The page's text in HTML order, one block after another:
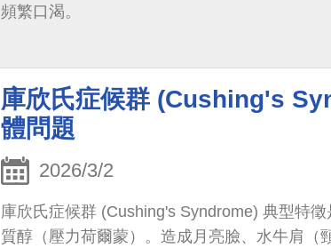
頻繁口渴。
庫欣氏症候群 (Cushing's
體問題
2026/3/2
庫欣氏症候群 (Cushing's Syndrome) 典型特
質醇（壓力荷爾蒙）。造成月亮臉、水牛肩（